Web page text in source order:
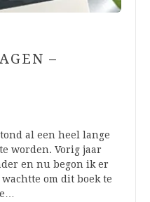
–
al een heel lange
worden. Vorig jaar
en nu begon ik er
om dit boek te